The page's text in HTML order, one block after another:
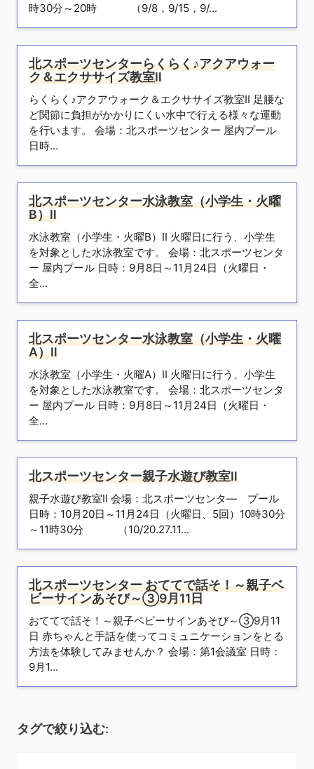
時30分～20時 （9/8，9/15，9/...
北スポーツセンターらくらく♪アクアウォー
ク＆エクササイズ教室Ⅱ
らくらく♪アクアウォーク＆エクササイズ教室Ⅱ 足腰な
ど関節に負担がかかりにくい水中で行える様々な運動
を行います。 会場：北スポーツセンター 屋内プール
日時...
北スポーツセンター水泳教室（小学生・火曜
B）Ⅱ
水泳教室（小学生・火曜B）Ⅱ 火曜日に行う、小学生
を対象とした水泳教室です。 会場：北スポーツセンタ
ー 屋内プール 日時：9月8日～11月24日（火曜日・
全...
北スポーツセンター水泳教室（小学生・火曜
A）Ⅱ
水泳教室（小学生・火曜A）Ⅱ 火曜日に行う、小学生
を対象とした水泳教室です。 会場：北スポーツセンタ
ー 屋内プール 日時：9月8日～11月24日（火曜日・
全...
北スポーツセンター親子水遊び教室Ⅱ
親子水遊び教室Ⅱ 会場：北スポーツセンタ― プール
日時：10月20日～11月24日（火曜日、5回）10時30分
～11時30分 （10/20.27.11...
北スポーツセンター おててで話そ！～親子ベ
ビーサインあそび～③9月11日
おててで話そ！～親子ベビーサインあそび～③9月11
日 赤ちゃんと手話を使ってコミュニケーションをとる
方法を体験してみませんか？ 会場：第1会議室 日時：
9月1...
タグで絞り込む: